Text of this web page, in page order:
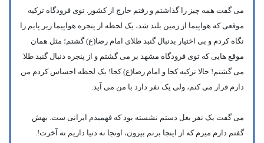
می گفت همه چیز را گذاشتم و رفتم خارج از کشور. توی فرودگاه ترکیه
موقعی که هواپیما از زمین بلند شد، یک لحظه از پنجره هواپیما زیر پایم را
نگاه کردم و بی اختیار بدنبال گنبد طلای امام رضا(ع) گشتم؛ مثل همان
موقع هایی که توی فرودگاه مشهد بر می گشتم و از پنجره دنبال گنبد طلا
می گشتم! حالا ترکیه کجا و امام رضا(ع) کجا! یک لحظه احساس کردم من
دارم فرار می کنم، ولی یک نفر دارد با من می آید.
می گفت یک نفر بغل دستم نشسته بود که فهمیدم ایرانی ست. بهش
گفتم دارم میرم که از اینجا بزنم بیرون، اونجا نه دنیا داریم نه آخرت!.